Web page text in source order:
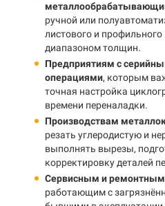
ручной или
листового и
диапазоном толщин.
Предприятиям с
операциями, которым
точная настройка
времени переналадки.
Производствам
резать углеродистую и
выполнять вырезы,
корректировку деталей
Сервисным и
работающим с